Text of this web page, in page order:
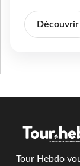
Découvrir
Tour Hebdo